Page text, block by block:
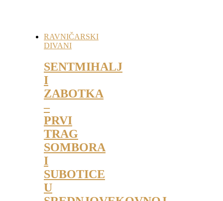
RAVNIČARSKI
DIVANI
SENTMIHALJ
I
ZABOTKA
–
PRVI
TRAG
SOMBORA
I
SUBOTICE
U